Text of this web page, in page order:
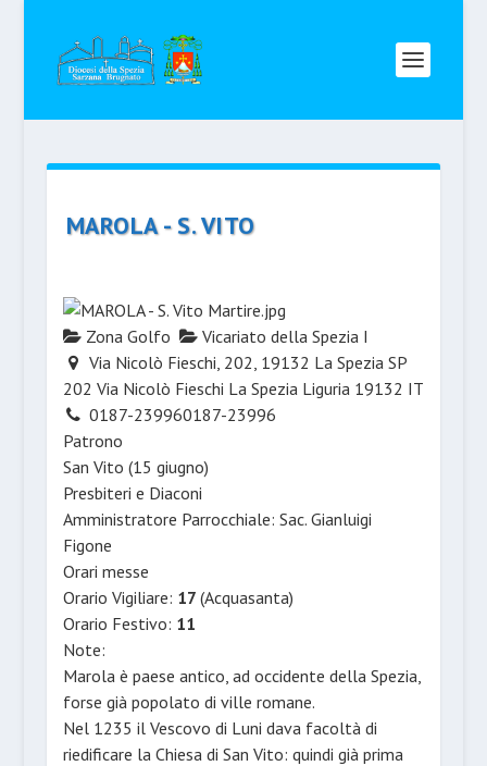
MAROLA - S. VITO
Zona Golfo
Vicariato della Spezia I
Via Nicolò Fieschi, 202, 19132 La Spezia SP
202 Via Nicolò Fieschi La Spezia Liguria 19132 IT
0187-239960187-23996
Patrono
San Vito (15 giugno)
Presbiteri e Diaconi
Amministratore Parrocchiale: Sac. Gianluigi
Figone
Orari messe
Orario Vigiliare: 17 (Acquasanta)
Orario Festivo: 11
Note:
Marola è paese antico, ad occidente della Spezia,
forse già popolato di ville romane.
Nel 1235 il Vescovo di Luni dava facoltà di
riedificare la Chiesa di San Vito: quindi già prima